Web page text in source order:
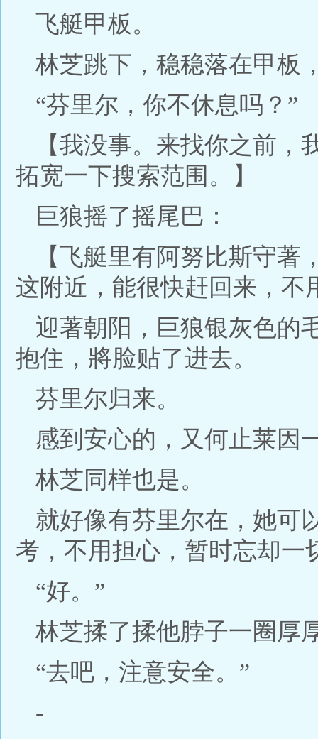
飞艇甲板。
林芝跳下，稳稳落在甲板
“芬里尔，你不休息吗？”
【我没事。来找你之前
拓宽一下搜索范围。】
巨狼摇了摇尾巴：
【飞艇里有阿努比斯守
这附近，能很快赶回来，不
迎著朝阳，巨狼银灰色的
抱住，將脸贴了进去。
芬里尔归来。
感到安心的，又何止莱因
林芝同样也是。
就好像有芬里尔在，她可
考，不用担心，暂时忘却一
“好。”
林芝揉了揉他脖子一圈厚
“去吧，注意安全。”
-